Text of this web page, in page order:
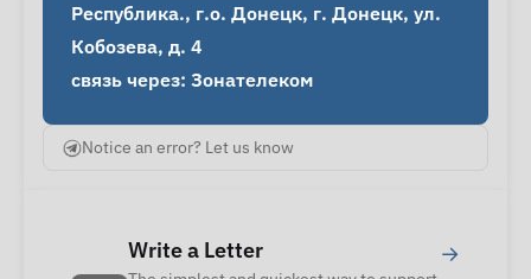
Республика., г.о. Донецк, г. Донецк, ул.
Кобозева, д. 4
связь через: Зонателеком
Notice an error? Let us know
Write a Letter →